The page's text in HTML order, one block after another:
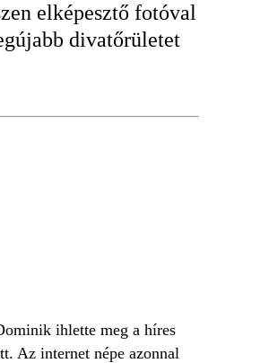
elképesztő fotóval
divatőrületet
ihlette meg a híres
Az internet népe azonnal